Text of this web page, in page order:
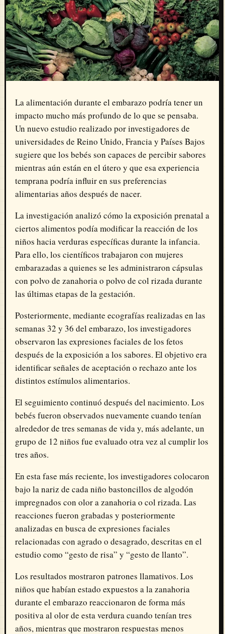
La alimentación durante el embarazo podría tener un
impacto mucho más profundo de lo que se pensaba.
Un nuevo estudio realizado por investigadores de
universidades de Reino Unido, Francia y Países Bajos
sugiere que los bebés son capaces de percibir sabores
mientras aún están en el útero y que esa experiencia
temprana podría influir en sus preferencias
alimentarias años después de nacer.
La investigación analizó cómo la exposición prenatal a
ciertos alimentos podía modificar la reacción de los
niños hacia verduras específicas durante la infancia.
Para ello, los científicos trabajaron con mujeres
embarazadas a quienes se les administraron cápsulas
con polvo de zanahoria o polvo de col rizada durante
las últimas etapas de la gestación.
Posteriormente, mediante ecografías realizadas en las
semanas 32 y 36 del embarazo, los investigadores
observaron las expresiones faciales de los fetos
después de la exposición a los sabores. El objetivo era
identificar señales de aceptación o rechazo ante los
distintos estímulos alimentarios.
El seguimiento continuó después del nacimiento. Los
bebés fueron observados nuevamente cuando tenían
alrededor de tres semanas de vida y, más adelante, un
grupo de 12 niños fue evaluado otra vez al cumplir los
tres años.
En esta fase más reciente, los investigadores colocaron
bajo la nariz de cada niño bastoncillos de algodón
impregnados con olor a zanahoria o col rizada. Las
reacciones fueron grabadas y posteriormente
analizadas en busca de expresiones faciales
relacionadas con agrado o desagrado, descritas en el
estudio como “gesto de risa” y “gesto de llanto”.
Los resultados mostraron patrones llamativos. Los
niños que habían estado expuestos a la zanahoria
durante el embarazo reaccionaron de forma más
positiva al olor de esta verdura cuando tenían tres
años, mientras que mostraron respuestas menos